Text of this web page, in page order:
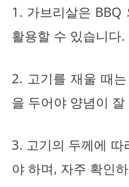
1. 가브리살은 BBQ
활용할 수 있습니다.
2. 고기를 재울 때
을 두어야 양념이
3. 고기의 두께에 따
야 하며, 자주 확인